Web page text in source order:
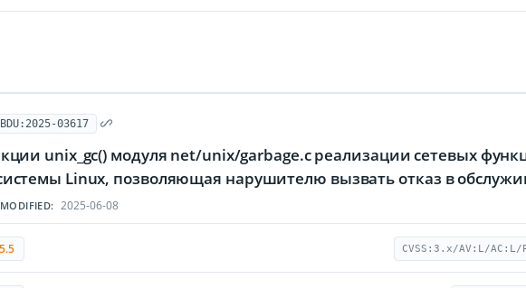
BDU:2025-03617
unix_gc() модуля net/unix/garbage.c реализации сетевых
Linux, позволяющая нарушителю вызвать отказ в
MODIFIED: 2025-06-08
CVSS:3.x/AV:L/